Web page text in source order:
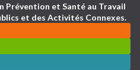
Prévention et Santé au Travail
et des Activités Connexes.